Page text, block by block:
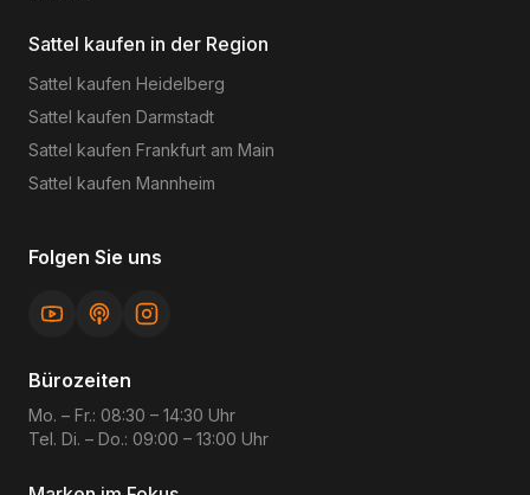
Sattel kaufen in der Region
Sattel kaufen Heidelberg
Sattel kaufen Darmstadt
Sattel kaufen Frankfurt am Main
Sattel kaufen Mannheim
Folgen Sie uns
Bürozeiten
Mo. – Fr.: 08:30 – 14:30 Uhr
Tel. Di. – Do.: 09:00 – 13:00 Uhr